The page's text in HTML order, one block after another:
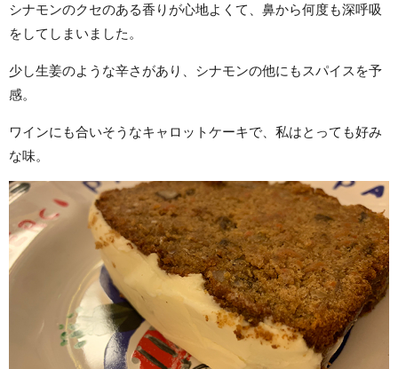
シナモンのクセのある香りが心地よくて、鼻から何度も深呼吸
をしてしまいました。
少し生姜のような辛さがあり、シナモンの他にもスパイスを予
感。
ワインにも合いそうなキャロットケーキで、私はとっても好み
な味。